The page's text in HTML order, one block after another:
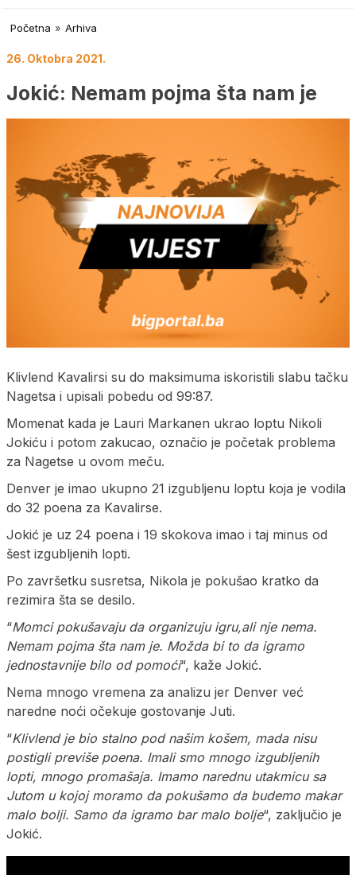
Početna » Arhiva
26. Oktobra 2021.
Jokić: Nemam pojma šta nam je
Klivlend Kavalirsi su do maksimuma iskoristili slabu tačku
Nagetsa i upisali pobedu od 99:87.
Momenat kada je Lauri Markanen ukrao loptu Nikoli
Jokiću i potom zakucao, označio je početak problema
za Nagetse u ovom meču.
Denver je imao ukupno 21 izgubljenu loptu koja je vodila
do 32 poena za Kavalirse.
Jokić je uz 24 poena i 19 skokova imao i taj minus od
šest izgubljenih lopti.
Po završetku susretsa, Nikola je pokušao kratko da
rezimira šta se desilo.
“Momci pokušavaju da organizuju igru,ali nje nema.
Nemam pojma šta nam je. Možda bi to da igramo
jednostavnije bilo od pomoći“, kaže Jokić.
Nema mnogo vremena za analizu jer Denver već
naredne noći očekuje gostovanje Juti.
“Klivlend je bio stalno pod našim košem, mada nisu
postigli previše poena. Imali smo mnogo izgubljenih
lopti, mnogo promašaja. Imamo narednu utakmicu sa
Jutom u kojoj moramo da pokušamo da budemo makar
malo bolji. Samo da igramo bar malo bolje“, zaključio je
Jokić.